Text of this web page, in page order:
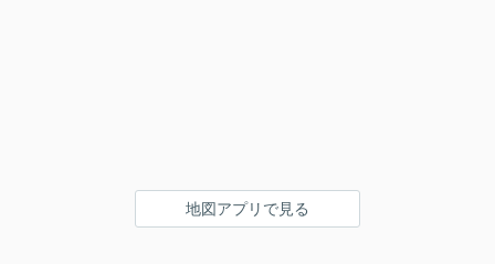
地図アプリで見る